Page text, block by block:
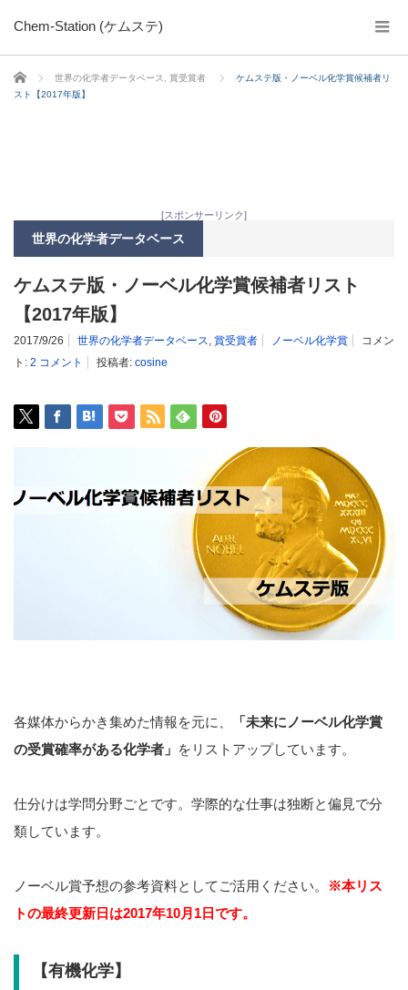
Chem-Station (ケムステ)
ホーム 世界の化学者データベース 賞受賞者
ケムステ版・ノーベル化学賞候補者リ
スト【2017年版】
[スポンサーリンク]
世界の化学者データベース
ケムステ版・ノーベル化学賞候補者リスト
【2017年版】
2017/9/26 世界の化学者データベース, 賞受賞者 ノーベル化学賞
コメン
ト: 2 コメント 投稿者: cosine
各媒体からかき集めた情報を元に、
「未来にノーベル化学賞
の受賞確率がある化学者」 をリストアップしています。
仕分けは学問分野ごとです。学際的な仕事は独断と偏見で分
類しています。
ノーベル賞予想の参考資料としてご活用ください。
※本リス
トの最終更新日は2017年10月1日です。
【有機化学】